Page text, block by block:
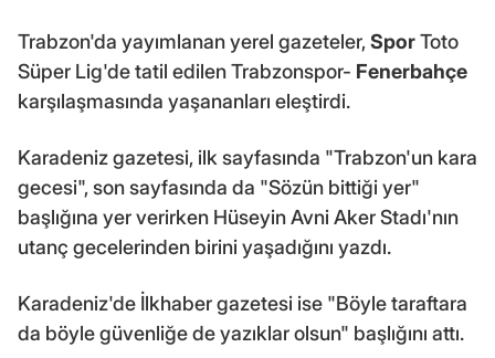
Trabzon'da yayımlanan yerel gazeteler,SporToto
Süper Lig'de tatil edilen Trabzonspor- Fenerbahçe
karşılaşmasında yaşananları eleştirdi.
Karadeniz gazetesi, ilk sayfasında "Trabzon'un kara
gecesi", son sayfasında da "Sözün bittiği yer"
başlığına yer verirken Hüseyin Avni Aker Stadı'nın
utanç gecelerinden birini yaşadığını yazdı.
Karadeniz'de İlkhaber gazetesi ise "Böyle taraftara
da böyle güvenliğe de yazıklar olsun" başlığını attı.